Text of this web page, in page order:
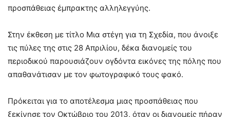
προσπάθειας έμπρακτης αλληλεγγύης.
Στην έκθεση με τίτλο Μια στέγη για τη Σχεδία, που άνοιξε
τις πύλες της στις 28 Απριλίου, δέκα διανομείς του
περιοδικού παρουσιάζουν ογδόντα εικόνες της πόλης που
απαθανάτισαν με τον φωτογραφικό τους φακό.
Πρόκειται για το αποτέλεσμα μιας προσπάθειας που
ξεκίνησε τον Οκτώβριο του 2013, όταν οι διανομείς πήραν